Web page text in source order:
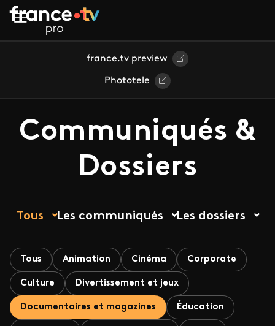
Aller au contenu principal
france.tv preview
Phototele
Communiqués &
Dossiers
Tous Les communiqués Les dossiers
Tous Animation Cinéma Corporate
Culture Divertissement et jeux
Documentaires et magazines Éducation